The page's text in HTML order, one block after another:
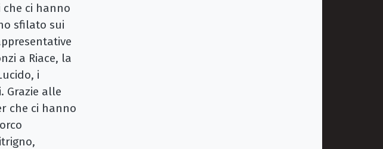
ci hanno
sfilato sui
a Riace, la
i
Grazie alle
che ci hanno